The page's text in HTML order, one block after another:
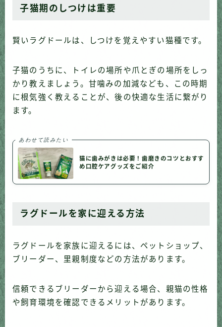
子猫期のしつけは重要
賢いラグドールは、しつけを覚えやすい猫種です。
子猫のうちに、トイレの場所や爪とぎの場所をしっ
かり教えましょう。甘噛みの加減なども、この時期
に根気強く教えることが、後の快適な生活に繋がり
ます。
あわせて読みたい
猫に歯みがきは必要！歯磨きのコツとおすす
め口腔ケアグッズをご紹介
ラグドールを家に迎える方法
ラグドールを家族に迎えるには、ペットショップ、
ブリーダー、里親制度などの方法があります。
信頼できるブリーダーから迎える場合、親猫の性格
や飼育環境を確認できるメリットがあります。